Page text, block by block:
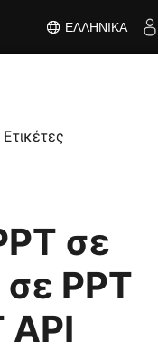
ΕΛΛΗΝΙΚΆ
Ετικέτες
σε
PPT
API